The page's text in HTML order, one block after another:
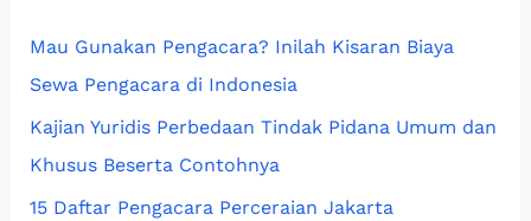
f
o
r
:
Mau Gunakan Pengacara? Inilah Kisaran Biaya
Sewa Pengacara di Indonesia
Kajian Yuridis Perbedaan Tindak Pidana Umum dan
Khusus Beserta Contohnya
15 Daftar Pengacara Perceraian Jakarta